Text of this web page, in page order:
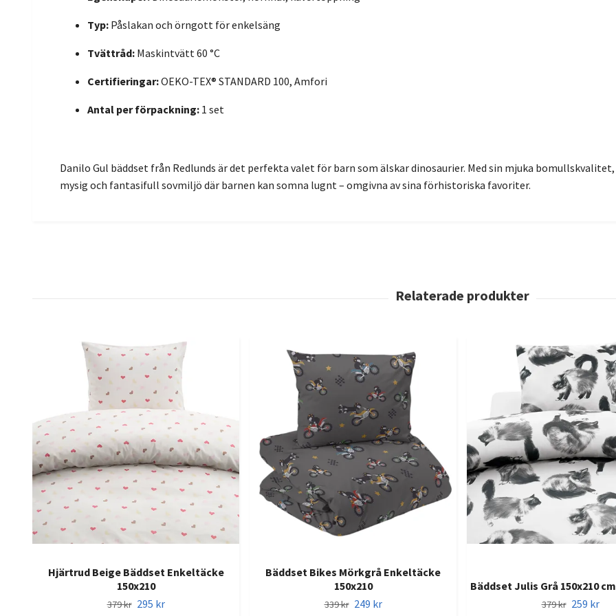
Typ: Påslakan och örngott för enkelsäng
Tvättråd: Maskintvätt 60 °C
Certifieringar:OEKO-TEX® STANDARD 100, Amfori
Antal per förpackning: 1 set
Danilo Gul bäddset från Redlunds är det perfekta valet för barn som älskar dinosaurier. Med sin mjuka
mysig och fantasifull sovmiljö där barnen kan somna lugnt – omgivna av sina förhistoriska favoriter.
Hjärtrud Beige Bäddset Enkeltäcke
150x210
379 kr 295 kr
Bäddset Bikes Mörkgrå Enkeltäcke
150x210
339 kr 249 kr
Bäddset Julis Grå 150x210
379 kr 259 kr